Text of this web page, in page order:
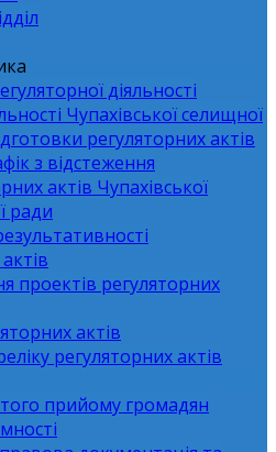
діяльності
Чупахівської селищної
регуляторних актів
з відстеження
актів Чупахівської
ради
проектів регуляторних
актів
регуляторних актів
прийому громадян